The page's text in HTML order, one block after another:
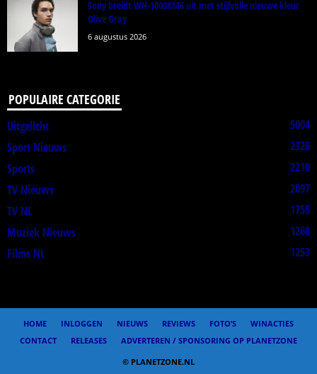
Sony breidt WH-1000XM6 uit met stijlvolle nieuwe kleur
Olive Gray
6 augustus 2026
POPULAIRE CATEGORIE
Uitgelicht
5004
Sport Nieuws
2326
Sports
2210
TV Nieuws
2097
TV NL
1755
Muziek Nieuws
1268
Films NL
1253
HOME INLOGGEN NIEUWS REVIEWS FOTO’S
WINACTIES
CONTACT
RELEASES
ADVERTEREN / SPONSORING OP PLANETZONE
© PLANETZONE.NL